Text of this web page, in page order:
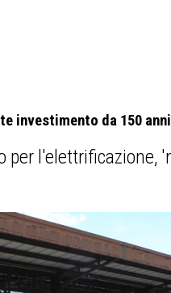
investimento da 150 anni
l'elettrificazione,